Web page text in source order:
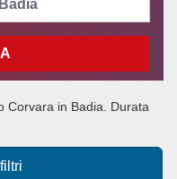
Corvara in Badia. Durata